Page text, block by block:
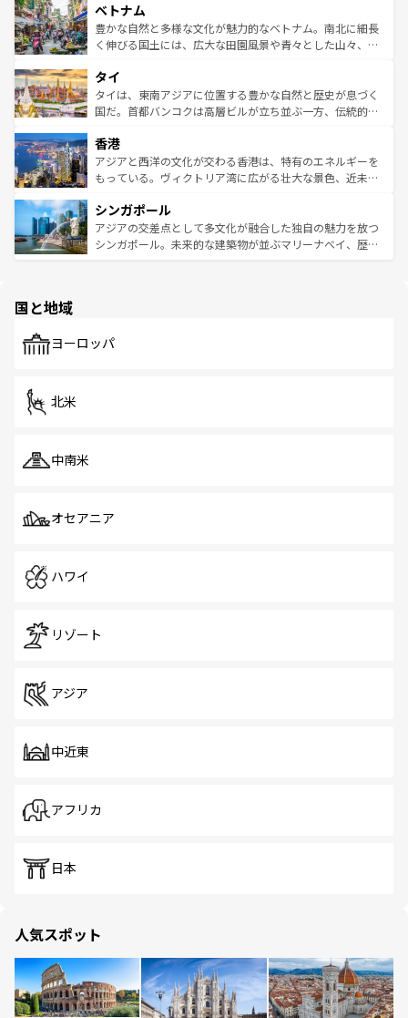
参照してほしい。
容にもいいと評判のスイーツなど、バラエティ豊かな料理
が味わえる。 なお、新着の台湾情報は コンテンツ一覧を参
照してほしい。
き、地方に足を延ばせば四季折々の自然美を楽しむことが
できる。そして、キムチや焼肉、絶品のストリートフード
まで、さまざまな韓国料理が待っている。夜には、韓国な
リティに包まれながら、韓国の多彩な魅力を心ゆくまで味
わってみてほしい。 なお、新着の韓国情報はコンテンツ一
覧を参照してほしい。
ベトナム
豊かな自然と多様な文化が魅力的なベトナム。南北に細長
く伸びる国土には、広大な田園風景や青々とした山々、世
急速な発展と共に伝統が息づく。ハノイの古い町並みやホ
ーチミン市のフランス統治時代の建物も、独特の雰囲気を
醸し出している。また、バラエティの豊かさとおいしさで
とつ。フォーやバインミー、ベトナムコーヒーなどは、ぜ
ひ現地で味わいたい。どの地域を訪れてもあたたかい人々
が旅行者を迎えてくれるので、きっと忘れられない旅にな
参照してほしい。
タイ
タイは、東南アジアに位置する豊かな自然と歴史が息づく
国だ。首都バンコクは高層ビルが立ち並ぶ一方、伝統的な
の活気が交差している。北部ではチェンマイなどの山岳地
帯で自然と触れ合い、南部ではプーケットやクラビの美し
いビーチでリゾート気分を楽しむことができる。タイ料理
激する。気候は一年中温暖で、どの季節にも異なる楽しみ
が待っている。親しみやすいタイの人々、仏教を中心とし
た文化、そして多様な観光資源が、訪れる旅人を魅了し続
香港
アジアと西洋の文化が交わる香港は、特有のエネルギーを
もっている。ヴィクトリア湾に広がる壮大な景色、近未来
み、どこを訪れても感動するはず。観光スポットが密集し
ており、効率よく見どころを回れるのも魅力。息をのむよ
うな絶景から文化的な体験まで、香港を存分に楽しみ尽く
シンガポール
アジアの交差点として多文化が融合した独自の魅力を放つ
シンガポール。未来的な建築物が並ぶマリーナベイ、歴史
で、ホーカーズは地元の風情を楽しめる外せないスポット
国と地域
ヨーロッパ
北米
中南米
オセアニア
ハワイ
リゾート
アジア
中近東
アフリカ
日本
人気スポット